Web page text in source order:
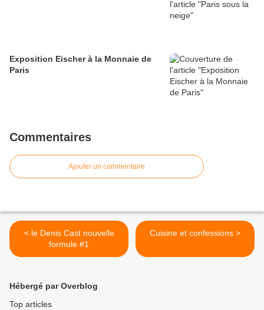
Exposition Eischer à la Monnaie de
Paris
Commentaires
Ajouter un commentaire
< le Denis Cast nouvelle
formule #1
Cuisine et confessions >
Hébergé par Overblog
Top articles